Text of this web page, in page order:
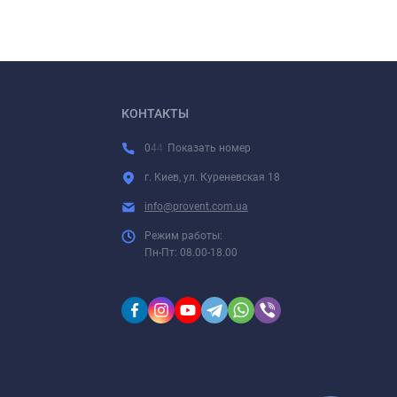
КОНТАКТЫ
044 Показать номер
г. Киев, ул. Куреневская 18
info@provent.com.ua
Режим работы:
Пн-Пт: 08.00-18.00